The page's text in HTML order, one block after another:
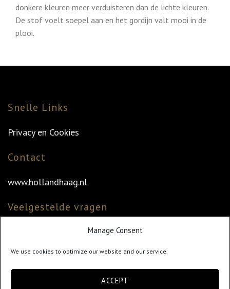
Manage Consent
We use cookies to optimize our website and our service.
ACCEPT
donkere kleuren meer verduisteren dan de lichte kleuren.
De stof voelt soepel aan en het gordijn valt mooi in de
plooi.
Snelle Links
Privacy en Cookies
Contact
www.hollandhaag.nl
Veelgestelde vragen
Veelgestelde vragen
Klantenservice